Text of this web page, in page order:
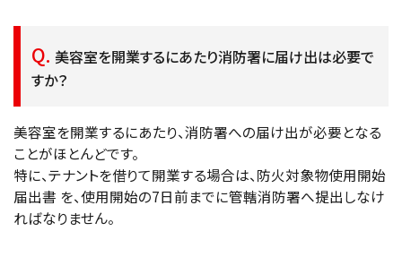
美容室を開業するにあたり消防署に届け出は必要で
すか？
美容室を開業するにあたり、消防署への届け出が必要となる
ことがほとんどです。
特に、テナントを借りて開業する場合は、防火対象物使用開始
届出書 を、使用開始の7日前までに管轄消防署へ提出しなけ
ればなりません。